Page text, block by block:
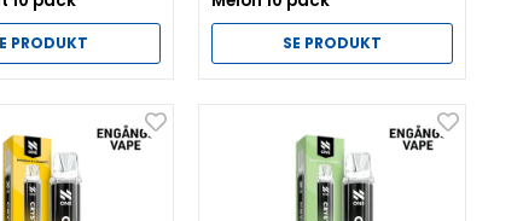
PRODUKT SE PRODUKT